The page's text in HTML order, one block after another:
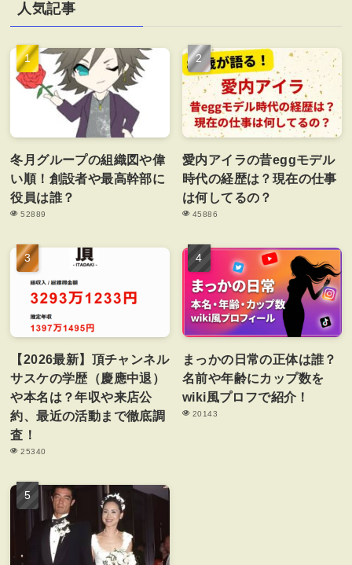
人気記事
冬月グループの組織図や偉
い順！創設者や最高幹部に
役員は誰？
52889
愛内アイラの昔eggモデル
時代の経歴は？現在の仕事
は何してるの？
45886
【2026最新】頂チャンネル
サスケの学歴（慶應中退）
や本名は？年収や来店公
約、最近の活動まで徹底調
査！
25340
まっかの日常の正体は誰？
名前や年齢にカップ数を
wiki風プロフで紹介！
20143